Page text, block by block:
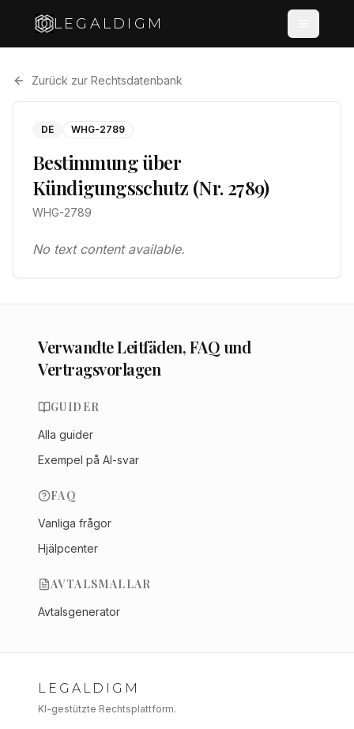
LEGALDIGM
Zurück zur Rechtsdatenbank
DE WHG-2789
Bestimmung über
Kündigungsschutz (Nr. 2789)
WHG-2789
No text content available.
Verwandte Leitfäden, FAQ und
Vertragsvorlagen
GUIDER
Alla guider
Exempel på AI-svar
FAQ
Vanliga frågor
Hjälpcenter
AVTALSMALLAR
Avtalsgenerator
LEGALDIGM
KI-gestützte Rechtsplattform.